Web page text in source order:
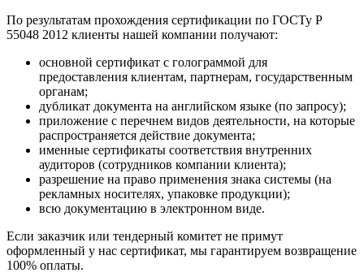
По результатам прохождения сертификации по ГОСТу Р
55048 2012 клиенты нашей компании получают:
основной сертификат с голограммой для
предоставления клиентам, партнерам, государственным
органам;
дубликат документа на английском языке (по запросу);
приложение с перечнем видов деятельности, на которые
распространяется действие документа;
именные сертификаты соответствия внутренних
аудиторов (сотрудников компании клиента);
разрешение на право применения знака системы (на
рекламных носителях, упаковке продукции);
всю документацию в электронном виде.
Если заказчик или тендерный комитет не примут
оформленный у нас сертификат, мы гарантируем возвращение
100% оплаты.